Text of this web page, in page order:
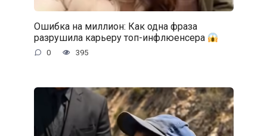
Ошибка на миллион: Как одна фраза
разрушила карьеру топ-инфлюенсера
0 395